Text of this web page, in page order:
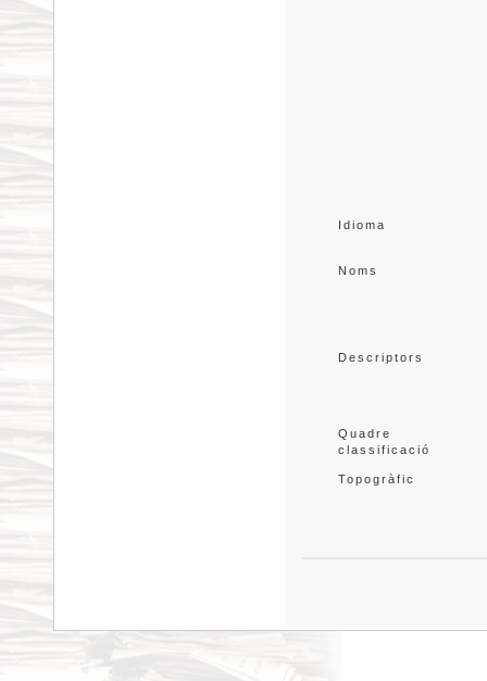
Idioma
Noms
Descriptors
Quadre
classificació
Topogràfic